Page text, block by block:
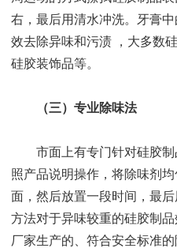
右，最后用清水冲洗。牙膏
效去除异味和污渍 ，大多数
硅胶装饰品等。
（三） 专业除味法
市面上有专门针对硅胶制
照产品说明操作，将除味剂
面，然后放置一段时间，最
方法对于异味较重的硅胶制
厂家生产的、符合安全标准的